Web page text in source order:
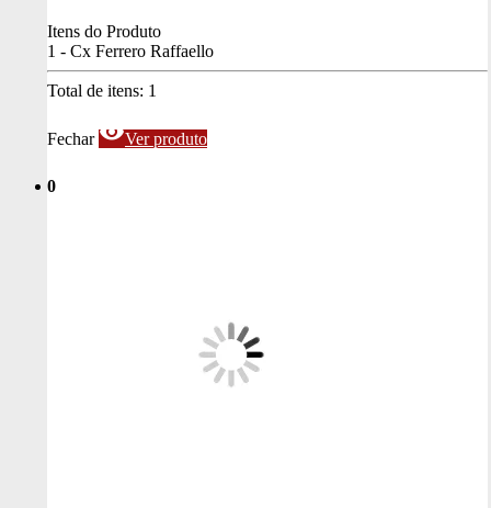
Itens do Produto
1 - Cx Ferrero Raffaello
Total de itens: 1
Fechar visibilityVer produto
0